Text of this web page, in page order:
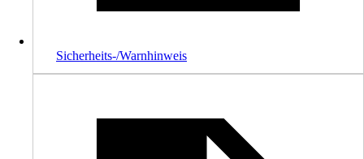
Sicherheits-/Warnhinweis